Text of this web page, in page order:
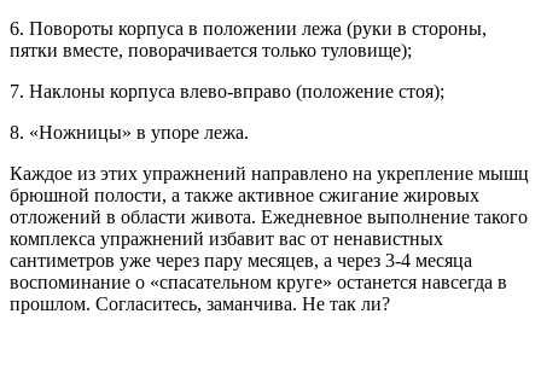
6. Повороты корпуса в положении лежа (руки в стороны,
пятки вместе, поворачивается только туловище);
7. Наклоны корпуса влево-вправо (положение стоя);
8. «Ножницы» в упоре лежа.
Каждое из этих упражнений направлено на укрепление мышц
брюшной полости, а также активное сжигание жировых
отложений в области живота. Ежедневное выполнение такого
комплекса упражнений избавит вас от ненавистных
сантиметров уже через пару месяцев, а через 3-4 месяца
воспоминание о «спасательном круге» останется навсегда в
прошлом. Согласитесь, заманчива. Не так ли?